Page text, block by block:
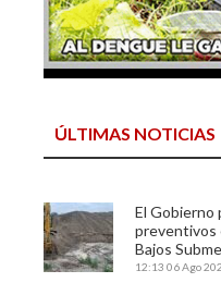
ÚLTIMAS NOTICIAS
El Gobierno
preventivos
Bajos
12:13 06 Ago